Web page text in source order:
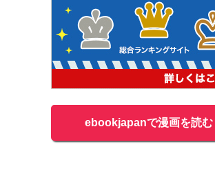
ebookjapanで漫画を読む